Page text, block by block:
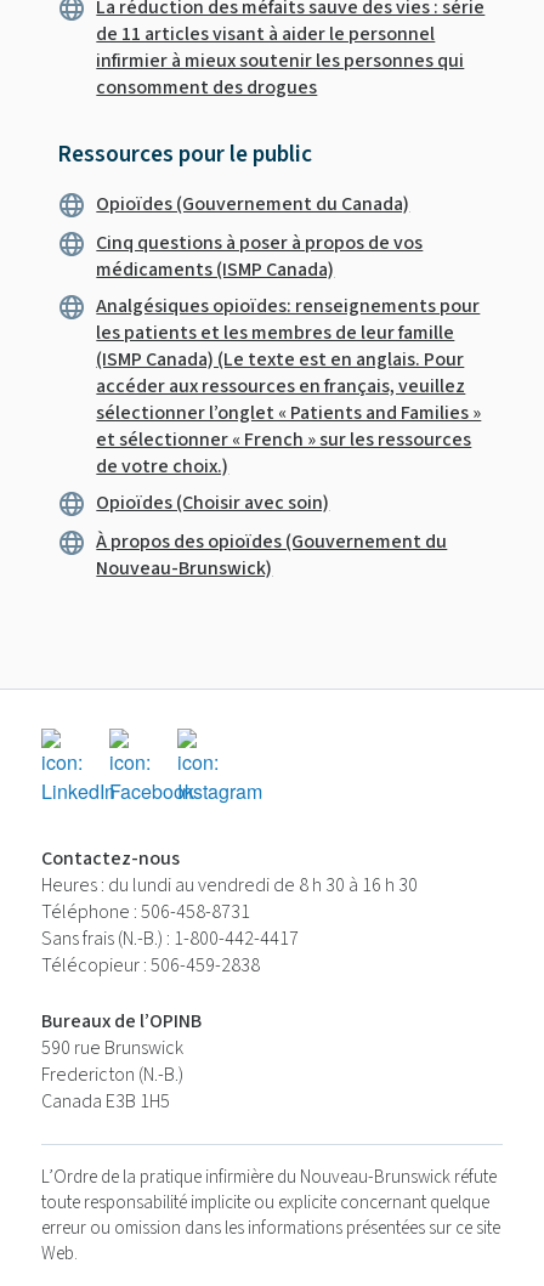
La réduction des méfaits sauve des vies : série
de 11 articles visant à aider le personnel
infirmier à mieux soutenir les personnes qui
consomment des drogues
Ressources pour le public
Opioïdes (Gouvernement du Canada)
Cinq questions à poser à propos de vos
médicaments (ISMP Canada)
Analgésiques opioïdes: renseignements pour
les patients et les membres de leur famille
(ISMP Canada) (Le texte est en anglais. Pour
accéder aux ressources en français, veuillez
sélectionner l’onglet « Patients and Families »
et sélectionner « French » sur les ressources
de votre choix.)
Opioïdes (Choisir avec soin)
À propos des opioïdes (Gouvernement du
Nouveau-Brunswick)
Contactez-nous
Heures : du lundi au vendredi de 8 h 30 à 16 h 30
Téléphone : 506-458-8731
Sans frais (N.-B.) : 1-800-442-4417
Télécopieur : 506-459-2838
Bureaux de l’OPINB
590 rue Brunswick
Fredericton (N.-B.)
Canada E3B 1H5
L’Ordre de la pratique infirmière du Nouveau-Brunswick réfute
toute responsabilité implicite ou explicite concernant quelque
erreur ou omission dans les informations présentées sur ce site
Web.